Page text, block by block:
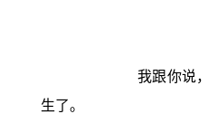
我跟你说
生了。